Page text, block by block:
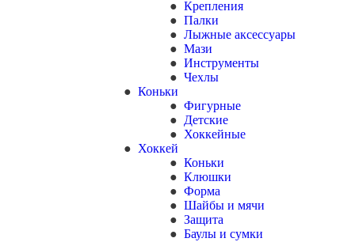
Крепления
Палки
Лыжные аксессуары
Мази
Инструменты
Чехлы
Коньки
Фигурные
Детские
Хоккейные
Хоккей
Коньки
Клюшки
Форма
Шайбы и мячи
Защита
Баулы и сумки